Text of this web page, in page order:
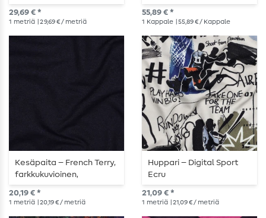
Mosaic Knit 3D
vaaleanpunainen
29,69 € *
1 metriä | 29,69 € / metriä
sininen
55,89 € *
1 Kappale | 55,89 € / Kappale
Kesäpaita – French Terry,
farkkukuvioinen,
indigonsininen
20,19 € *
1 metriä | 20,19 € / metriä
Huppari – Digital Sport
Ecru
21,09 € *
1 metriä | 21,09 € / metriä